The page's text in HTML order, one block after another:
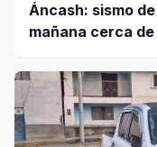
Áncash: sismo
mañana cerca